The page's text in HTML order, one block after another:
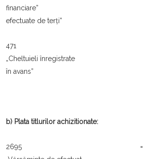
financiare”
efectuate de terți”
471
„Cheltuieli înregistrate
în avans”
b) Plata titlurilor achizitionate:
2695 =